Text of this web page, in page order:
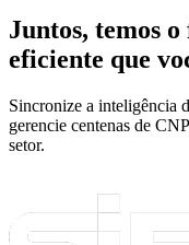
Juntos, temos
eficiente que
Sincronize a inteligência
gerencie centenas de
setor.